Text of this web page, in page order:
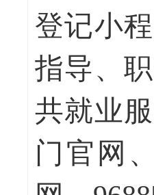
登记小
指导、
共就业
门官网